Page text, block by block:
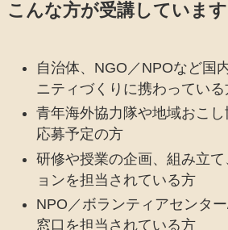
こんな方が受講しています
自治体、NGO／NPOなど国
ニティづくりに携わっている
青年海外協力隊や地域おこ
応募予定の方
研修や授業の企画、組み立
ョンを担当されている方
NPO／ボランティアセンタ
窓口を担当されている方